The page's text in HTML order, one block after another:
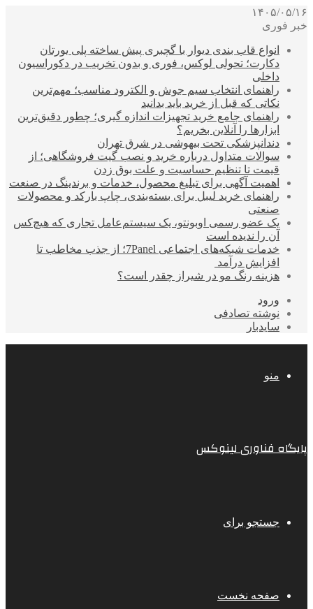
۱۴۰۵/۰۵/۱۶
خبر فوری
انواع قاب بندی دیوار با گچبری پیش ساخته پلی یورتان
دکارت؛ تحولی لوکس، فوری و بدون تخریب در دکوراسیون
داخلی
راهنمای انتخاب سیم جوش و الکترود مناسب؛ مهم‌ترین
نکاتی که قبل از خرید باید بدانید
راهنمای جامع خرید تجهیزات اندازه گیری؛ چطور دقیق‌ترین
ابزارها را آنلاین بخریم؟
دندانپزشکی تحت بیهوشی در شرق تهران
سوالات متداول درباره خرید و نصب گیت فروشگاهی؛ از
قیمت تا تنظیم حساسیت و علت بوق زدن
اهمیت آگهی برای تبلیغ محصول، خدمات و برندینگ در صنعت
راهنمای خرید لیبل برای بسته‌بندی، چاپ بارکد و محصولات
صنعتی
یک عضو رسمی اوبونتو، یک سیستم‌عامل تجاری که هیچ‌کس
آن را ندیده است
خدمات شبکه‌های اجتماعی 7Panel؛ از جذب مخاطب تا
افزایش درآمد
هزینه رنگ مو در شیراز چقدر است؟
ورود
نوشته تصادفی
سایدبار
منو
پایگاه فناوری لینوکس
جستجو برای
صفحه نخست